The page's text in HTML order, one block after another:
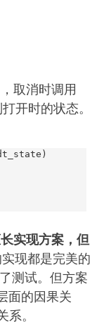
取消时调用
开时的状态。
实现方案，但
现都是完美的
测试。但方案
面的因果关
系。